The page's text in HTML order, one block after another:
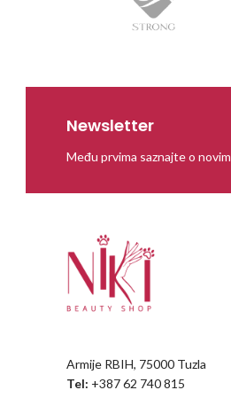
Newsletter
Među prvima saznajte o
Armije RBIH, 75000 Tuzla
Tel: +387 62 740 815